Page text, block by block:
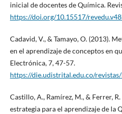
inicial de docentes de Química.
https://doi.org/10.15517/
Cadavid, V., & Tamayo, O. (2013).
en el aprendizaje de conceptos en
Electrónica, 7, 47-57.
https://die.udistrital.edu.co/
Castillo, A., Ramírez, M., & Ferrer,
estrategia para el aprendizaje de la